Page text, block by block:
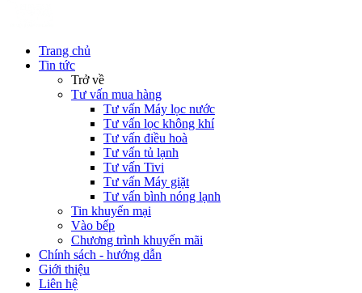
Trang chủ
Tin tức
Trở về
Tư vấn mua hàng
Tư vấn Máy lọc nước
Tư vấn lọc không khí
Tư vấn điều hoà
Tư vấn tủ lạnh
Tư vấn Tivi
Tư vấn Máy giặt
Tư vấn bình nóng lạnh
Tin khuyến mại
Vào bếp
Chương trình khuyến mãi
Chính sách - hướng dẫn
Giới thiệu
Liên hệ